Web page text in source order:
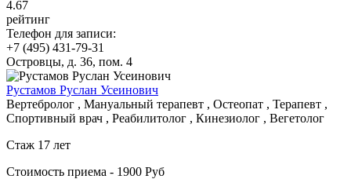
4.67
рейтинг
Телефон для записи:
+7 (495) 431-79-31
Островцы, д. 36, пом. 4
Рустамов Руслан Усеинович
Вертебролог , Мануальный терапевт , Остеопат , Терапевт ,
Спортивный врач , Реабилитолог , Кинезиолог , Вегетолог
Стаж 17 лет
Стоимость приема - 1900 Руб